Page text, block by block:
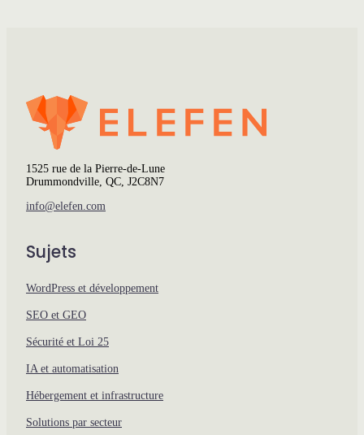
1525 rue de la Pierre-de-Lune
Drummondville, QC, J2C8N7
info@elefen.com
Sujets
WordPress et développement
SEO et GEO
Sécurité et Loi 25
IA et automatisation
Hébergement et infrastructure
Solutions par secteur